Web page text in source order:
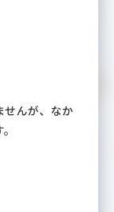
せんが、なか